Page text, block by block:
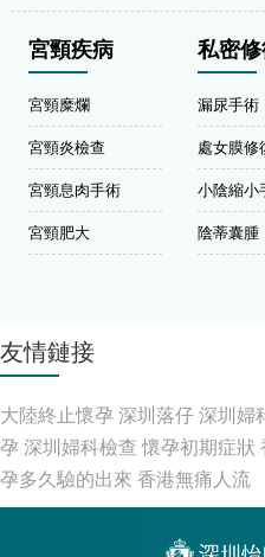
宮頸疾病
宮頸糜爛
宮頸炎檢查
宮頸息肉手術
宮頸肥大
私密修
漏尿手術
處女膜修
小陰縮小
陰蒂囊腫
友情鏈接
大陸終止懷孕 深圳落仔深圳婦
孕 深圳婦科檢查 懷孕初期症狀
孕多久驗的出來 香港無痛人流